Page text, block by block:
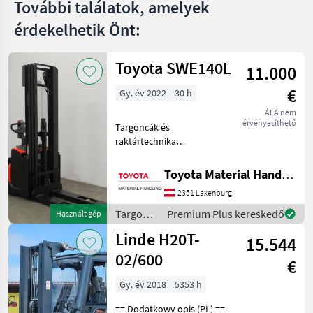
További találatok, amelyek
érdekelhetik Önt:
Használt gép
Toyota SWE140L
11.000
€
ÁFA nem
érvényesíthető
Gy. év 2022 30 h
Targoncák és
raktártechnika
Toyota Material Handling Austria GmbH
2351 Laxenburg
Targoncák
és
raktártechnika
/ Toyota
Premium Plus kereskedő
Linde H20T-
02/600
15.544
€
Gy. év 2018
5353 h
== Dodatkowy opis (PL) ==